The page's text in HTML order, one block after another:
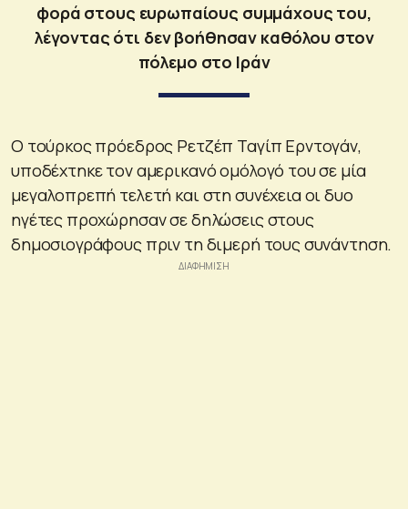
φορά στους ευρωπαίους συμμάχους του,
λέγοντας ότι δεν βοήθησαν καθόλου στον
πόλεμο στο Ιράν
Ο τούρκος πρόεδρος Ρετζέπ Ταγίπ Ερντογάν,
υποδέχτηκε τον αμερικανό ομόλογό του σε μία
μεγαλοπρεπή τελετή και στη συνέχεια οι δυο
ηγέτες προχώρησαν σε δηλώσεις στους
δημοσιογράφους πριν τη διμερή τους συνάντηση.